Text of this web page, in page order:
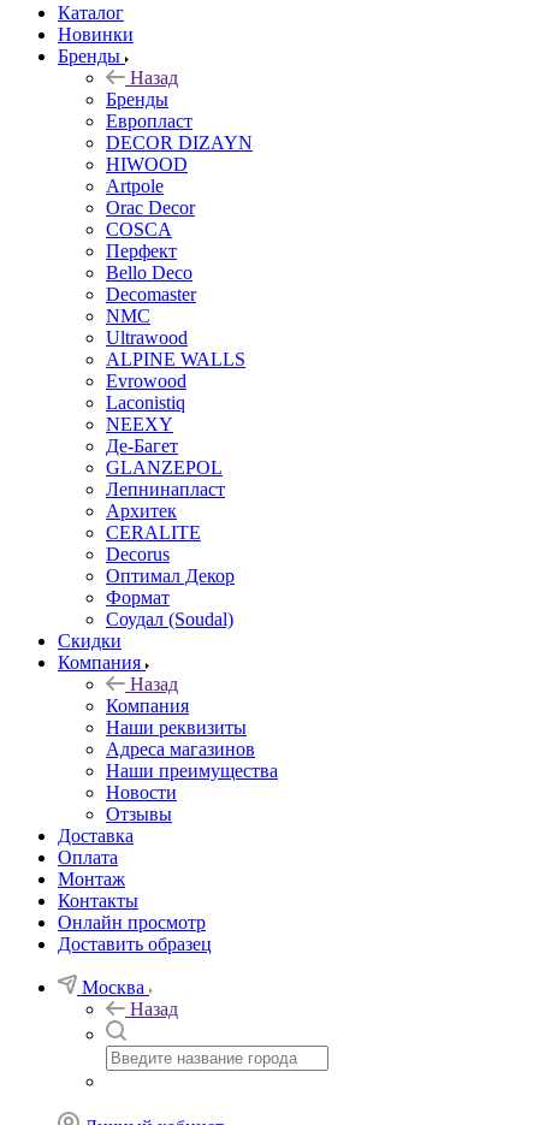
Каталог
Новинки
Бренды
Назад
Бренды
Европласт
DECOR DIZAYN
HIWOOD
Artpole
Orac Decor
COSCA
Перфект
Bello Deco
Decomaster
NMС
Ultrawood
ALPINE WALLS
Evrowood
Laconistiq
NEEXY
Де-Багет
GLANZEPOL
Лепнинапласт
Архитек
CERALITE
Decorus
Оптимал Декор
Формат
Соудал (Soudal)
Скидки
Компания
Назад
Компания
Наши реквизиты
Адреса магазинов
Наши преимущества
Новости
Отзывы
Доставка
Оплата
Монтаж
Контакты
Онлайн просмотр
Доставить образец
Москва
Назад